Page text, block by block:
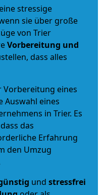
stressige
sie über große
von Trier
Vorbereitung und
dass alles
Vorbereitung eines
Auswahl eines
in Trier. Es
das
Erfahrung
den Umzug
und stressfrei